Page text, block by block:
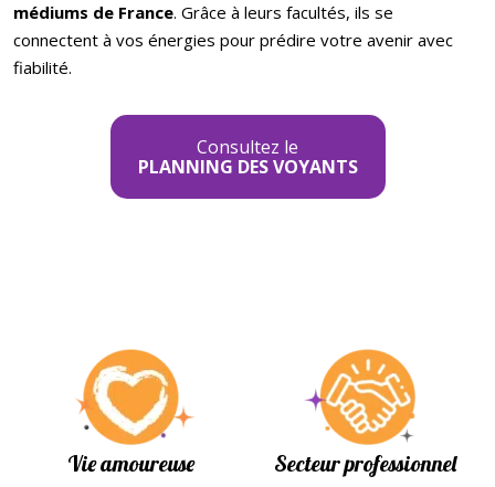
médiums de France. Grâce à leurs facultés, ils se
connectent à vos énergies pour prédire votre avenir avec
fiabilité.
Consultez le
PLANNING DES VOYANTS
Vie amoureuse Secteur professionnel